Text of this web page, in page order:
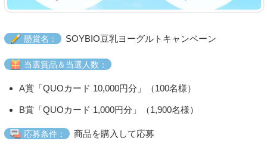
懸賞名： SOYBIO豆乳ヨーグルトキャンペーン
当選賞品＆当選人数：
A賞「QUOカード 10,000円分」（100名様）
B賞「QUOカード 1,000円分」（1,900名様）
応募条件： 商品を購入して応募